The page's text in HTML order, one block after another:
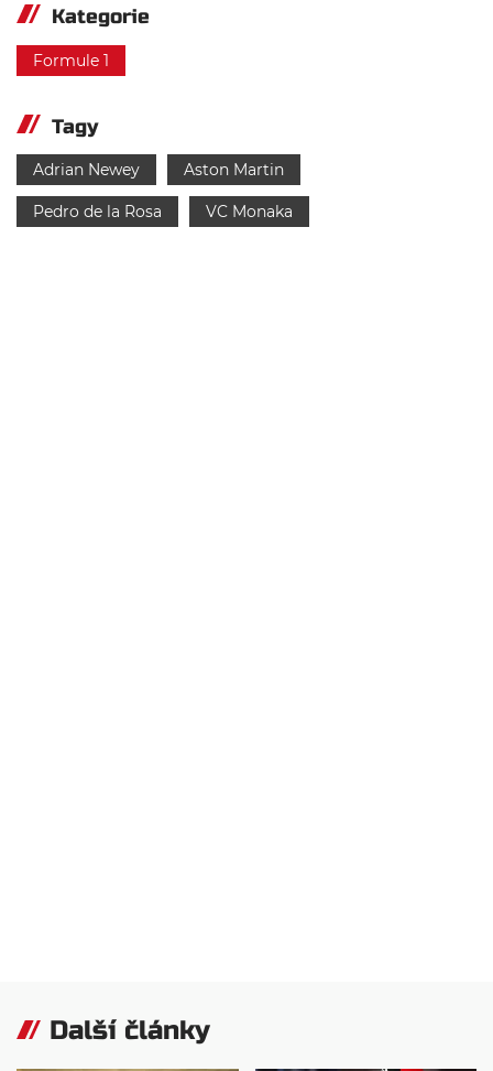
Kategorie
Formule 1
Tagy
Adrian Newey Aston Martin
Pedro de la Rosa VC Monaka
Další články